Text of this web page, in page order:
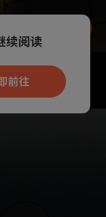
开App新用
续阅读
前往